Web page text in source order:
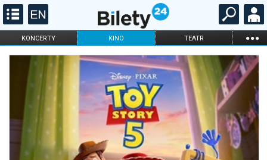
KONCERTY KINO TEATR ...
FILHARMONIA OPERA I BALET
STAND-UP
DLA DZIECI
ONLINE KARNETY